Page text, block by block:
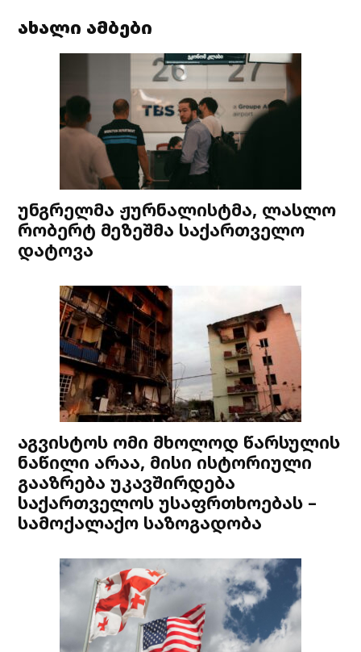
ახალი ამბები
უნგრელმა ჟურნალისტმა, ლასლო
რობერტ მეზეშმა საქართველო
დატოვა
აგვისტოს ომი მხოლოდ წარსულის
ნაწილი არაა, მისი ისტორიული
გააზრება უკავშირდება
საქართველოს უსაფრთხოებას –
სამოქალაქო საზოგადობა